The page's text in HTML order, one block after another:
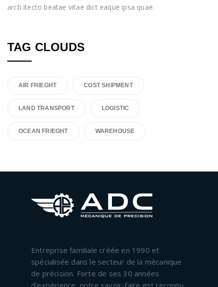
arch itecto beatae vitae dict eaque ipsa quae.
TAG CLOUDS
AIR FRIEGHT COST SHIPMENT
LAND TRANSPORT LOGISTIC
OCEAN FRIEGHT WAREHOUSE
Entreprise familiale créée en 1990 et
spécialisée dans le secteur de la mécanique
de précision. Forte de ses 30 années
d’expérience, notre savoir-faire est reconnu